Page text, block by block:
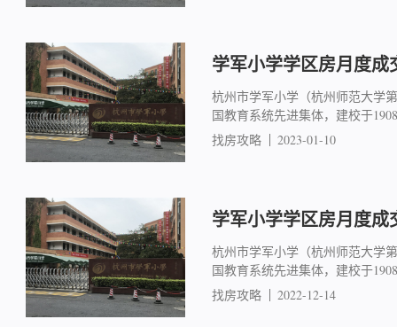
学军小学学区房月度成
杭州市学军小学（杭州师范大学
国教育系统先进集体，建校于
找房攻略
2023-01-10
学军小学学区房月度成
杭州市学军小学（杭州师范大学
国教育系统先进集体，建校于
找房攻略
2022-12-14